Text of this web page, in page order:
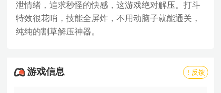
泄情绪，追求秒怪的快感，这游戏绝对解压。打斗
特效很花哨，技能全屏炸，不用动脑子就能通关，
纯纯的割草解压神器。
游戏信息 ! 反馈